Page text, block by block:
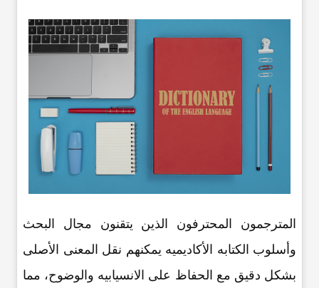
المترجمون المحترفون الذین یتقنون مجال البحث
وأسلوب الکتابه الأکادیمیه یمکنهم نقل المعنى الأصلی
بشکل دقیق مع الحفاظ على الانسیابیه والوضوح، مما